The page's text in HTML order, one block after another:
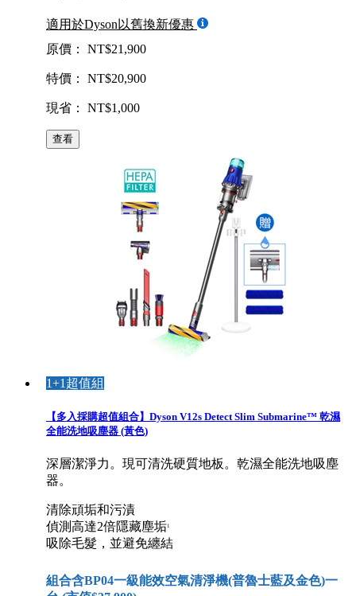
適用於Dyson以舊換新優惠
原價： NT$21,900
特價： NT$20,900
現省： NT$1,000
查看
1+1超值組
【多入採購超值組合】Dyson V12s Detect Slim Submarine™ 乾濕
全能洗地吸塵器 (黃色)
深層潔淨力。現可清洗硬質地板。乾濕全能洗地吸塵
器。
清除頑垢和污漬
偵測高達2倍隱藏塵垢1
吸除毛髮，並避免纏結
組合含BP04一級能效空氣清淨機(普魯士藍及金色)一